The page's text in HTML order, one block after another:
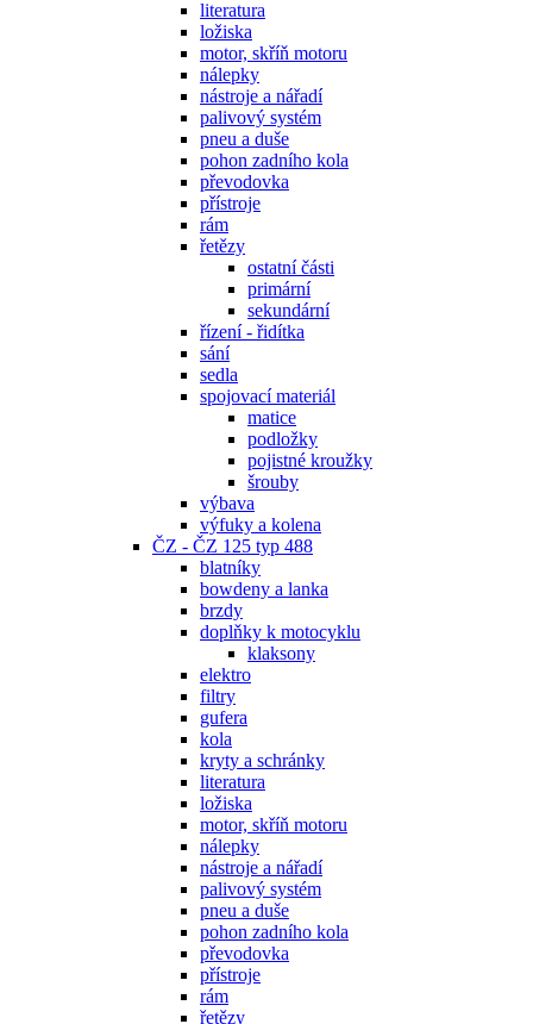
literatura
ložiska
motor, skříň motoru
nálepky
nástroje a nářadí
palivový systém
pneu a duše
pohon zadního kola
převodovka
přístroje
rám
řetězy
ostatní části
primární
sekundární
řízení - řidítka
sání
sedla
spojovací materiál
matice
podložky
pojistné kroužky
šrouby
výbava
výfuky a kolena
ČZ - ČZ 125 typ 488
blatníky
bowdeny a lanka
brzdy
doplňky k motocyklu
klaksony
elektro
filtry
gufera
kola
kryty a schránky
literatura
ložiska
motor, skříň motoru
nálepky
nástroje a nářadí
palivový systém
pneu a duše
pohon zadního kola
převodovka
přístroje
rám
řetězy